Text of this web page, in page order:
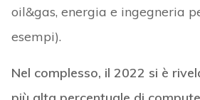
oil&gas, energia e ingegneria
esempi).
Nel complesso, il 2022 si è